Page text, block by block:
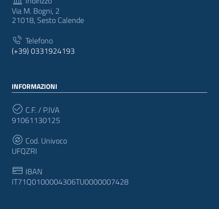
Via M. Bogni, 2
21018, Sesto Calende
Telefono
(+39) 0331924193
INFORMAZIONI
C.F. / P.IVA
91061130125
Cod. Univoco
UFQZRI
IBAN
IT71Q0100004306TU0000007428